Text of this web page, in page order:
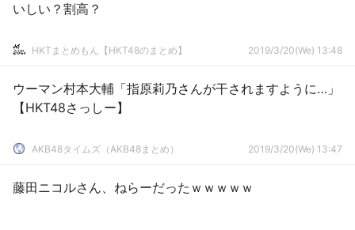
いしい？割高？
HKTまとめもん【HKT48のまとめ】 2019/3/20(We) 13:48
ウーマン村本大輔「指原莉乃さんが干されますように…」
【HKT48さっしー】
AKB48タイムズ（AKB48まとめ） 2019/3/20(We) 13:47
藤田ニコルさん、ねらーだったｗｗｗｗｗ